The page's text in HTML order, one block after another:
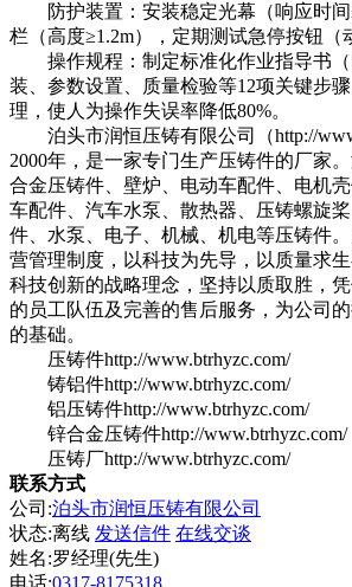
防护装置：安装稳定光幕（响应时间
栏（高度≥1.2m），定期测试急停按钮（
操作规程：制定标准化作业指导书（
装、参数设置、质量检验等12项关键步
理，使人为操作失误率降低80%。
泊头市润恒压铸有限公司
（http://
2000年，是一家专门生产压铸件的厂家
合金压铸件、壁炉、电动车配件、 电机
车配件 、汽车水泵、散热器、压铸螺旋
件、水泵、电子、机械、机电等压铸件
营管理制度，以科技为先导，以质量求
科技创新的战略理念，坚持以质取胜，
的员工队伍及完善的售后服务，为公司
的基础。
压铸件http://www.btrhyzc.com/
铸铝件http://www.btrhyzc.com/
铝压铸件http://www.btrhyzc.com/
锌合金压铸件http://www.btrhyzc.com/
压铸厂http://www.btrhyzc.com/
联系方式
公司:泊头市润恒压铸有限公司
状态:离线 发送信件 在线交谈
姓名:罗经理(先生)
电话:0317-8175318